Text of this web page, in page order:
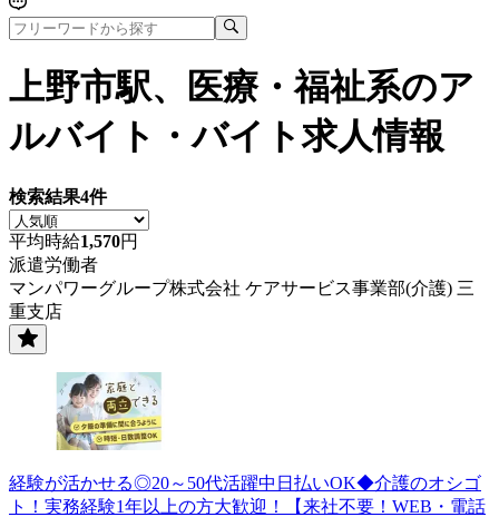
上野市駅、医療・福祉系のア
ルバイト・バイト求人情報
検索結果4件
平均時給1,570円
派遣労働者
マンパワーグループ株式会社 ケアサービス事業部(介護) 三
重支店
経験が活かせる◎20～50代活躍中日払いOK◆介護のオシゴ
ト！実務経験1年以上の方大歓迎！【来社不要！WEB・電話